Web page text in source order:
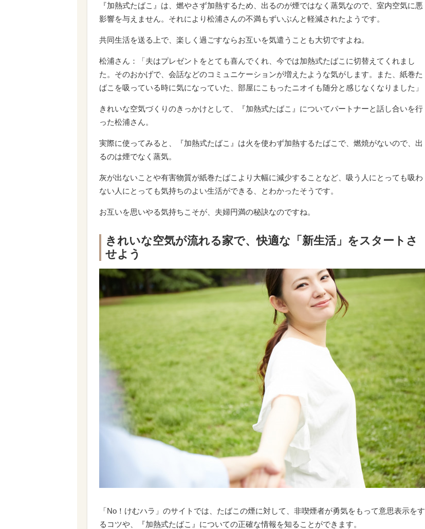
『加熱式たばこ』は、燃やさず加熱するため、出るのが煙ではなく蒸気なので、室内空気に悪
影響を与えません。それにより松浦さんの不満もずいぶんと軽減されたようです。
共同生活を送る上で、楽しく過ごすならお互いを気遣うことも大切ですよね。
松浦さん：「夫はプレゼントをとても喜んでくれ、今では加熱式たばこに切替えてくれまし
た。そのおかげで、会話などのコミュニケーションが増えたような気がします。また、紙巻た
ばこを吸っている時に気になっていた、部屋にこもったニオイも随分と感じなくなりました」
きれいな空気づくりのきっかけとして、『加熱式たばこ』についてパートナーと話し合いを行
った松浦さん。
実際に使ってみると、『加熱式たばこ』は火を使わず加熱するたばこで、燃焼がないので、出
るのは煙でなく蒸気。
灰が出ないことや有害物質が紙巻たばこより大幅に減少することなど、吸う人にとっても吸わ
ない人にとっても気持ちのよい生活ができる、とわかったそうです。
お互いを思いやる気持ちこそが、夫婦円満の秘訣なのですね。
きれいな空気が流れる家で、快適な「新生活」をスタートさ
せよう
「No！けむハラ」のサイトでは、たばこの煙に対して、非喫煙者が勇気をもって意思表示をす
るコツや、『加熱式たばこ』についての正確な情報を知ることができます。